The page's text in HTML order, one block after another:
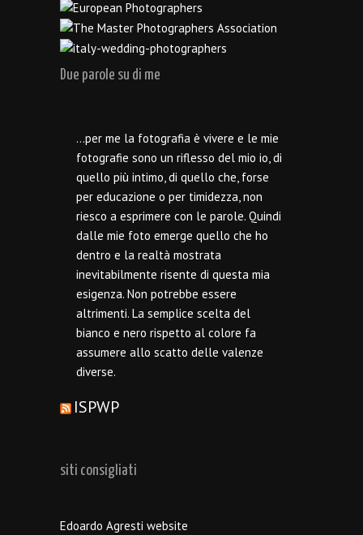
Due parole su di me
…per me la fotografia è vivere e le mie
fotografie sono un riflesso del mio io, di
quello più intimo, di quello che, forse
per educazione o per timidezza, non
riesco a esprimere con le parole. Quindi
dalle mie foto emerge quello che ho
dentro e la realtà mostrata
inevitabilmente risente di questa mia
esigenza. Non potrebbe essere
altrimenti. La semplice scelta del
bianco e nero rispetto al colore fa
assumere allo scatto delle valenze
diverse.
ISPWP
siti consigliati
Edoardo Agresti website